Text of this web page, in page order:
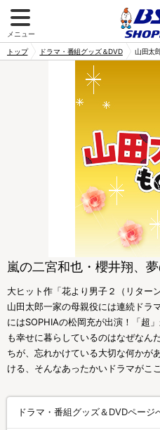
メニュー
トップ ドラマ・番組グッズ＆DVD 山田太
嵐の二宮和也・櫻井翔、
大ヒット作「花より男子２（リター
山田太郎一家の母親役には連続ドラ
にはSOPHIAの松岡充が出演！「超
も幸せに暮らしているのはなぜなん
ちが、忘れかけている大切な何かが
ける、そんなあったかいドラマがこ
ドラマ・番組グッズ＆DVDページ